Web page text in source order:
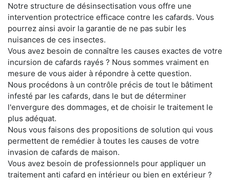
Notre structure de désinsectisation vous offre une
intervention protectrice efficace contre les cafards. Vous
pourrez ainsi avoir la garantie de ne pas subir les
nuisances de ces insectes.
Vous avez besoin de connaître les causes exactes de votre
incursion de cafards rayés ? Nous sommes vraiment en
mesure de vous aider à répondre à cette question.
Nous procédons à un contrôle précis de tout le bâtiment
infesté par les cafards, dans le but de déterminer
l'envergure des dommages, et de choisir le traitement le
plus adéquat.
Nous vous faisons des propositions de solution qui vous
permettent de remédier à toutes les causes de votre
invasion de cafards de maison.
Vous avez besoin de professionnels pour appliquer un
traitement anti cafard en intérieur ou bien en extérieur ?